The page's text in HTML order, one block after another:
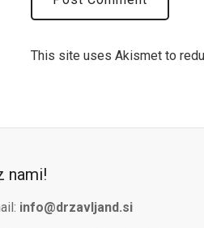
This site uses Akismet to
nami!
info@drzavljand.si